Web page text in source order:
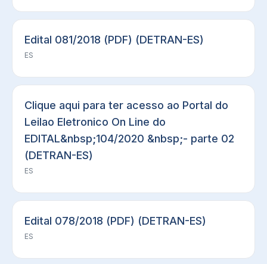
Edital 081/2018 (PDF) (DETRAN-ES)
ES
Clique aqui para ter acesso ao Portal do
Leilao Eletronico On Line do
EDITAL&nbsp;104/2020 &nbsp;- parte 02
(DETRAN-ES)
ES
Edital 078/2018 (PDF) (DETRAN-ES)
ES